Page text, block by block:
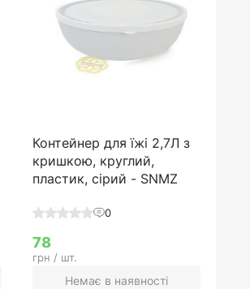
Контейнер для їжі 2,7Л з
кришкою, круглий,
пластик, сірий - SNMZ
0
78
грн / шт.
Немає в наявності